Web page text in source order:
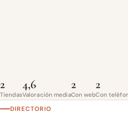
2
Tiendas
4,6
Valoración media
2
Con web
2
Con
DIRECTORIO